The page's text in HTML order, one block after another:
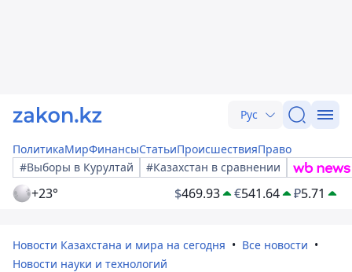
Рус
ПолитикаМирФинансыСтатьиПроисшествияПраво
#Выборы в Курултай
#Казахстан в сравнении
+23° $469.93 €541.64 ₽5.71
Новости Казахстана и мира на сегодня
Все новости
Новости науки и технологий